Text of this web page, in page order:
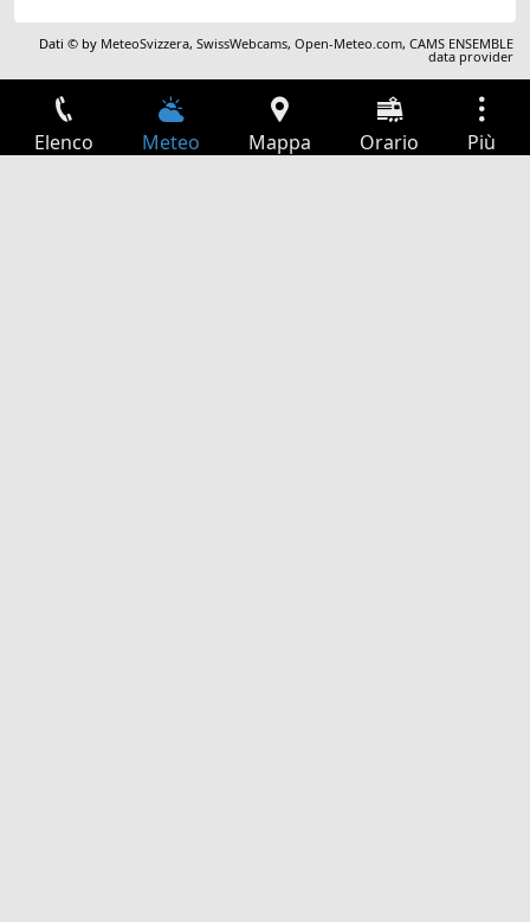
Dati © by MeteoSvizzera,SwissWebcams,Open-Meteo.com,CAMS ENSEMBLE
data provider
Elenco Meteo Mappa Orario Più